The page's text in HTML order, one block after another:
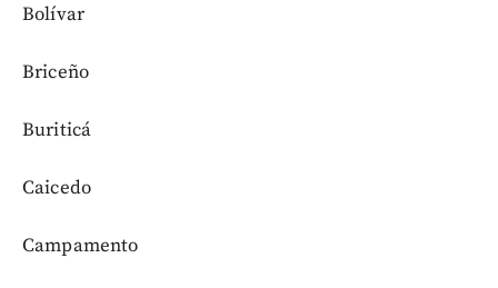
Bolívar
Briceño
Buriticá
Caicedo
Campamento